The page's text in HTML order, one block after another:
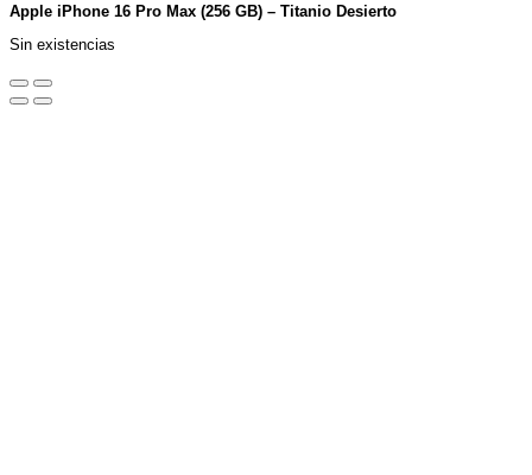
Apple iPhone 16 Pro Max (256 GB) – Titanio Desierto
Sin existencias